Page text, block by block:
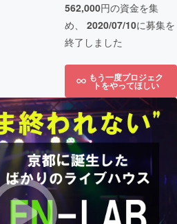
562,000円の資金を集
め、 2020/07/10に募集を
終了しました
もう一度プロジェク
トをやってほしい